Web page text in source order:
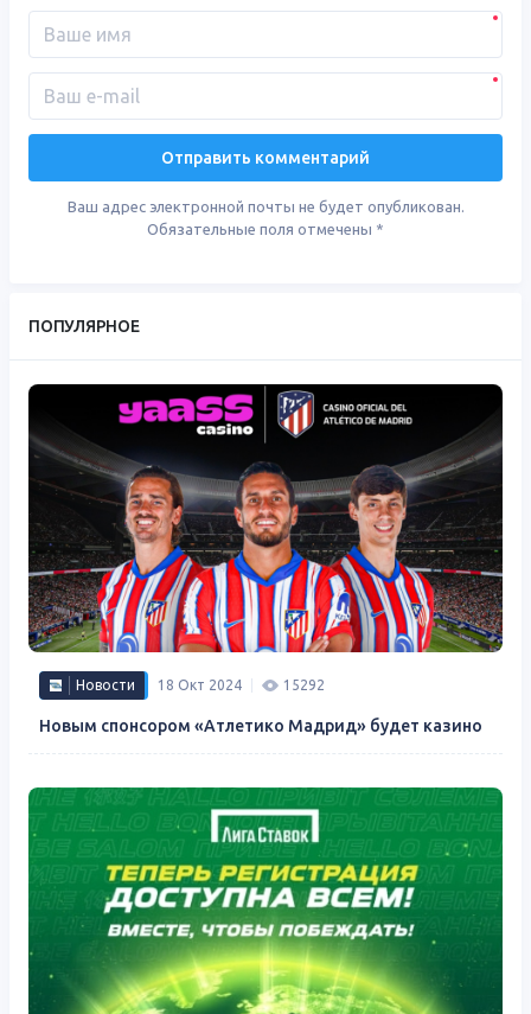
Ваш адрес электронной почты не будет опубликован.
Обязательные поля отмечены *
ПОПУЛЯРНОЕ
Новости 18 Окт 2024 15292
Новым спонсором «Атлетико Мадрид» будет казино